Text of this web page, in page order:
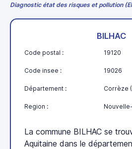
Diagnostic état des risques et pollution
BILHAC
Code postal : 19120
Code insee : 19026
Département : Corrèze
Region :
La commune BILHAC se
Aquitaine dans le